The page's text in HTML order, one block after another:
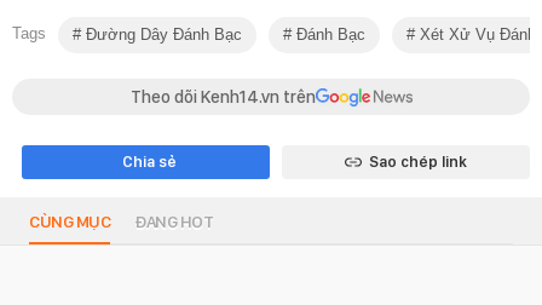
Tags Đường Dây Đánh Bạc Đánh Bạc Xét Xử Vụ Đánh
Theo dõi Kenh14.vn trên
Chia sẻ Sao chép link
CÙNG MỤC ĐANG HOT